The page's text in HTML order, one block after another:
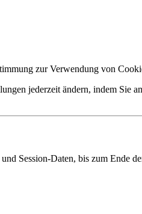
zur Verwendung von
jederzeit ändern, indem
Session-Daten, bis zum Ende